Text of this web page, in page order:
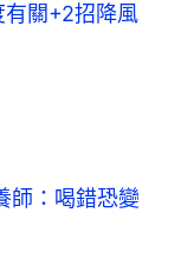
有關+2招降風
師：喝錯恐變